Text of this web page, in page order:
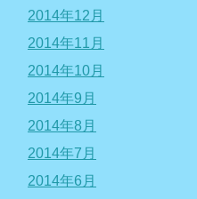
2014年12月
2014年11月
2014年10月
2014年9月
2014年8月
2014年7月
2014年6月